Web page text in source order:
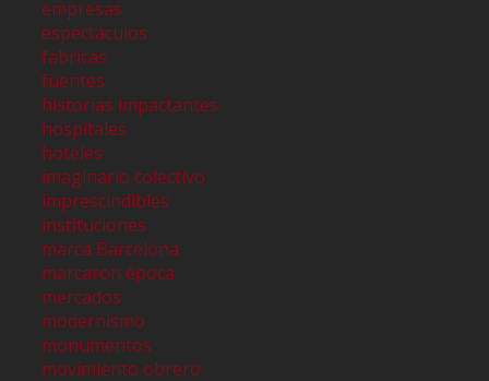
empresas
espectáculos
fabricas
fuentes
historias impactantes
hospitales
hoteles
imaginario colectivo
imprescindibles
instituciones
marca Barcelona
marcaron época
mercados
modernismo
monumentos
movimiento obrero